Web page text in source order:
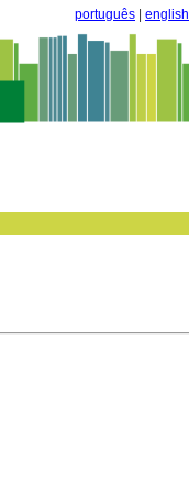
português english